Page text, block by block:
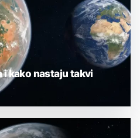
i kako nastaju takvi